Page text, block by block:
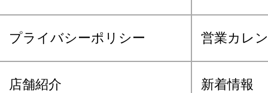
プライバシーポリシー 営業カレ
店舗紹介 新着情報